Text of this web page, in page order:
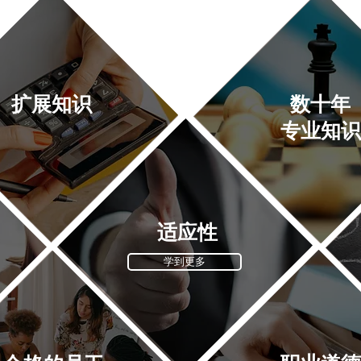
扩展知识
数十年
专业知识
适应性
学到更多